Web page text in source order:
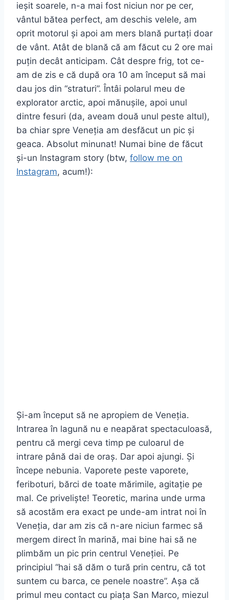
ieșit soarele, n-a mai fost niciun nor pe cer,
vântul bătea perfect, am deschis velele, am
oprit motorul și apoi am mers blană purtați doar
de vânt. Atât de blană că am făcut cu 2 ore mai
puțin decât anticipam. Cât despre frig, tot ce-
am de zis e că după ora 10 am început să mai
dau jos din “straturi”. Întâi polarul meu de
explorator arctic, apoi mănușile, apoi unul
dintre fesuri (da, aveam două unul peste altul),
ba chiar spre Veneția am desfăcut un pic și
geaca. Absolut minunat! Numai bine de făcut
și-un Instagram story (btw, follow me on
Instagram, acum!):
Și-am început să ne apropiem de Veneția.
Intrarea în lagună nu e neapărat spectaculoasă,
pentru că mergi ceva timp pe culoarul de
intrare până dai de oraș. Dar apoi ajungi. Și
începe nebunia. Vaporete peste vaporete,
feriboturi, bărci de toate mărimile, agitație pe
mal. Ce priveliște! Teoretic, marina unde urma
să acostăm era exact pe unde-am intrat noi în
Veneția, dar am zis că n-are niciun farmec să
mergem direct în marină, mai bine hai să ne
plimbăm un pic prin centrul Veneției. Pe
principiul “hai să dăm o tură prin centru, că tot
suntem cu barca, ce penele noastre”. Așa că
primul meu contact cu piața San Marco, miezul